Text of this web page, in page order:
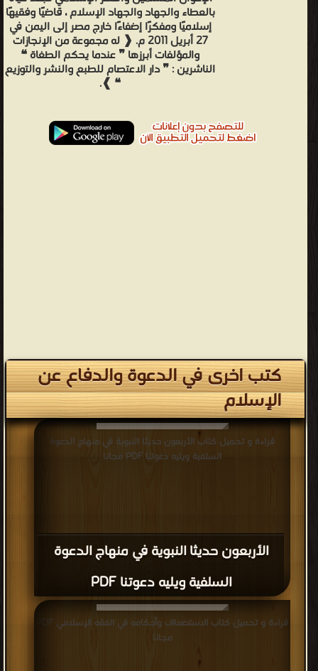
بالعطاء والجهاد والجهاد الإسلام ، قاضيًا وفقيهًا
إسلاميًا ومفكرًا إضفاءًا خارج مصر إلى اليمن في
27 أبريل 2011 م. ❰ له مجموعة من الإنجازات
والمؤلفات أبرزها ❞ عندما يحكم الطغاة ❝
الناشرين : ❞ دار الاعتصام للطبع والنشر والتوزيع
❝ ❱.
كتب اخرى في الدعوة والدفاع عن
الإسلام
الأربعون حديثا النبوية في منهاج الدعوة
السلفية ويليه دعوتنا PDF
قراءة و تحميل كتاب الأربعون حديثا النبوية في منهاج الدعوة
السلفية ويليه دعوتنا PDF مجانا
قراءة و تحميل كتاب الاستضعاف وأحكامه في الفقه الإسلامي PDF
مجانا